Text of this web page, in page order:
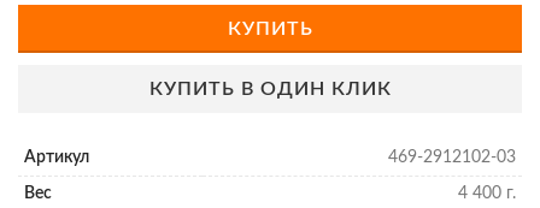
КУПИТЬ
КУПИТЬ В ОДИН КЛИК
Артикул 469-2912102-03
Вес 4 400 г.